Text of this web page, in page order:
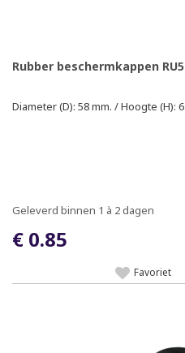
Rubber beschermkappen
Diameter (D): 58 mm. / Hoogte (H):
Geleverd binnen 1 à 2 dagen
€ 0.85
Favoriet